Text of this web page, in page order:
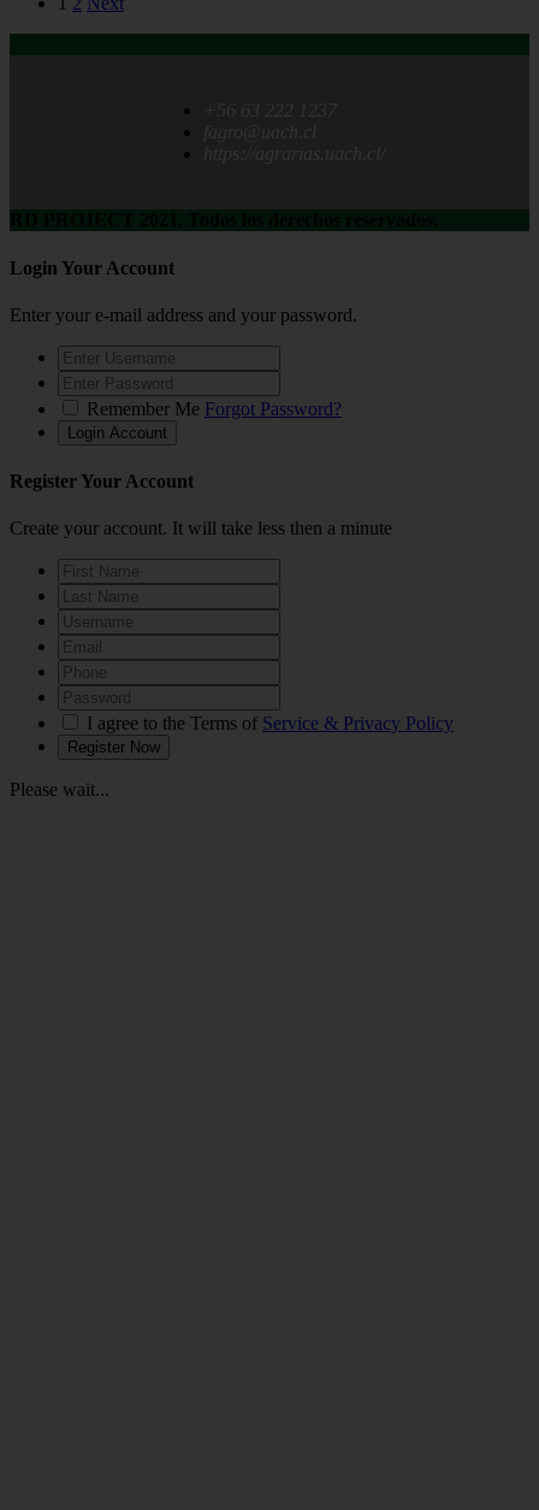
Login Your Account
Enter your e-mail address and your password.
Remember Me Forgot Password?
Register Your Account
Create your account. It will take less then a minute
I agree to the Terms of Service & Privacy Policy
Please wait...